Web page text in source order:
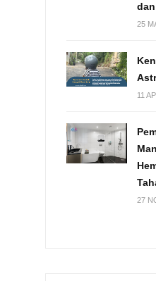
25
11
27